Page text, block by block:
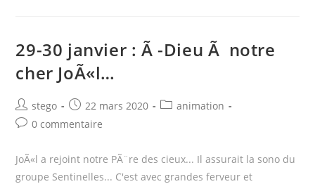
Ecully
29-30 janvier : Ã -Dieu Ã notre
cher JoÃ«l…
Post
author:
stego
Post
published:
22 mars 2020
Postanimation
Post0 commentaire
JoÃ«l a rejoint notre PÃ¨re des cieux... Il assurait la sono du
groupe Sentinelles... C'est avec grandes ferveur et